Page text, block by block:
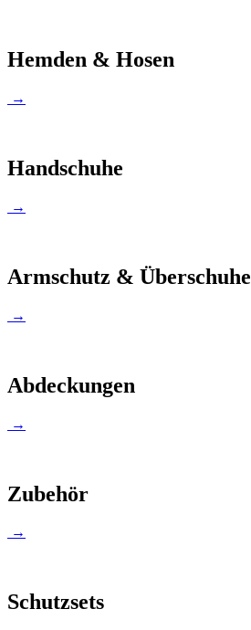
Hemden & Hosen
→
Handschuhe
→
Armschutz & Überschuhe
→
Abdeckungen
→
Zubehör
→
Schutzsets